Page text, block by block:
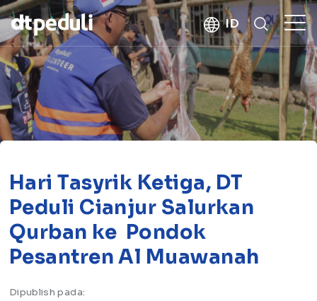
CARI
kebaikan
ID
Hari Tasyrik Ketiga, DT
Peduli Cianjur Salurkan
Qurban ke Pondok
Pesantren Al Muawanah
Dipublish pada: